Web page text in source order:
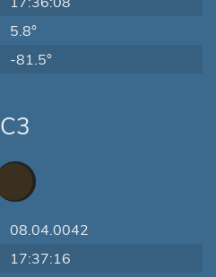
5.8°
-81.5°
C3
08.04.0042
17:37:16